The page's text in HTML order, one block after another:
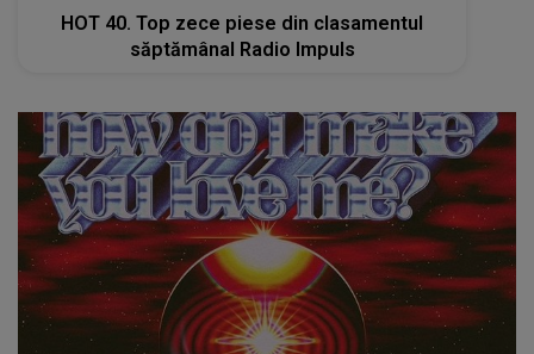
HOT 40. Top zece piese din clasamentul
săptămânal Radio Impuls